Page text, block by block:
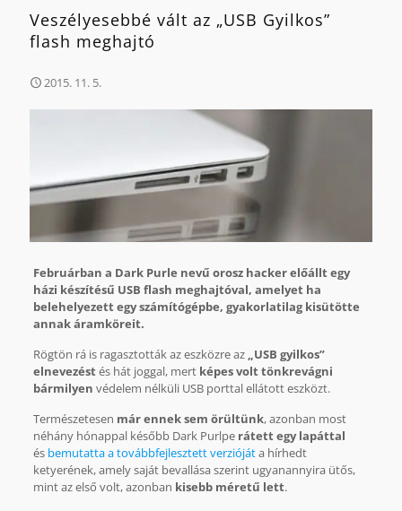
Veszélyesebbé vált az „USB Gyilkos”
flash meghajtó
2015. 11. 5.
Februárban a Dark Purle nevű orosz hacker előállt egy
házi készítésű USB flash meghajtóval, amelyet ha
belehelyezett egy számítógépbe, gyakorlatilag kisütötte
annak áramköreit.
Rögtön rá is ragasztották az eszközre az „USB gyilkos”
elnevezéstés hát joggal, mert képes volt tönkrevágni
bármilyen védelem nélküli USB porttal ellátott eszközt.
Természetesen már ennek sem örültünk, azonban most
néhány hónappal később Dark Purlpe rátett egy lapáttal
és bemutatta a továbbfejlesztett verziójáta hírhedt
ketyerének, amely saját bevallása szerint ugyanannyira ütős,
mint az első volt, azonban kisebb méretű lett.